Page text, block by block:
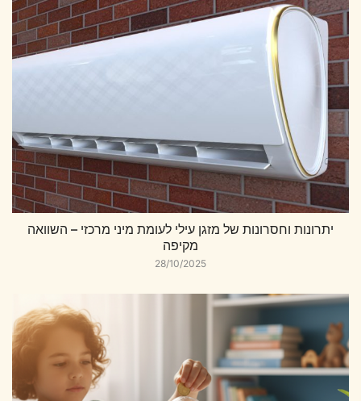
יתרונות וחסרונות של מזגן עילי לעומת מיני מרכזי – השוואה
מקיפה
28/10/2025